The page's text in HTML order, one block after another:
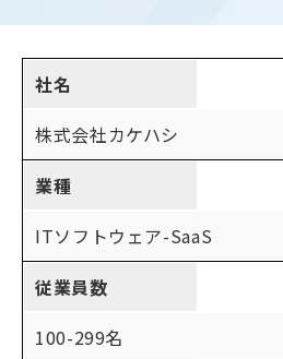
社名
株式会社カケハシ
業種
ITソフトウェア-SaaS
従業員数
100-299名